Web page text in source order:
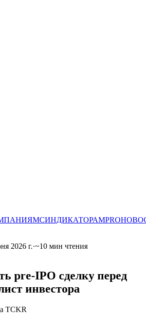
СИНДИКАТОРАМPRO
2026 г.·~10 мин чтения
pre-IPO сделку перед
инвестора
TCKR